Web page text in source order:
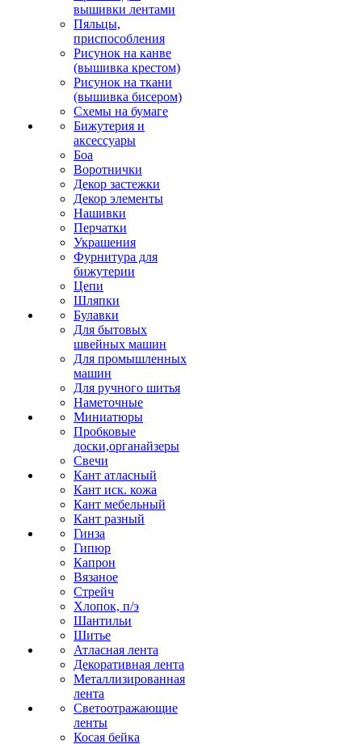
вышивки лентами
Пяльцы,
приспособления
Рисунок на канве
(вышивка крестом)
Рисунок на ткани
(вышивка бисером)
Схемы на бумаге
Бижутерия и
аксессуары
Боа
Воротнички
Декор застежки
Декор элементы
Нашивки
Перчатки
Украшения
Фурнитура для
бижутерии
Цепи
Шляпки
Булавки
Для бытовых
швейных машин
Для промышленных
машин
Для ручного шитья
Наметочные
Миниатюры
Пробковые
доски,органайзеры
Свечи
Кант атласный
Кант иск. кожа
Кант мебельный
Кант разный
Гинза
Гипюр
Капрон
Вязаное
Стрейч
Хлопок, п/э
Шантильи
Шитье
Атласная лента
Декоративная лента
Металлизированная
лента
Светоотражающие
ленты
Косая бейка